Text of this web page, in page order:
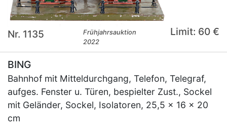
Nr. 1135
Frühjahrsauktion
2022
Limit: 60 €
BING
Bahnhof mit Mitteldurchgang, Telefon, Telegraf,
aufges. Fenster u. Türen, bespielter Zust., Sockel
mit Geländer, Sockel, Isolatoren, 25,5 x 16 x 20
cm